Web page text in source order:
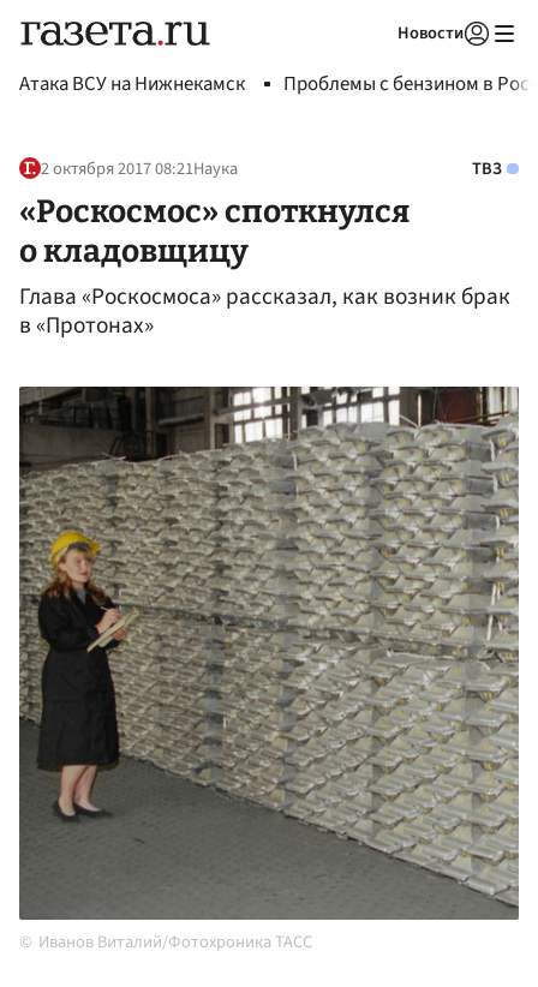
Новости
Атака ВСУ на Нижнекамск Проблемы с бензином в
2 октября 2017 08:21Наука ТВЗ
«Роскосмос» споткнулся
о кладовщицу
Глава «Роскосмоса» рассказал, как возник брак
в «Протонах»
Иванов Виталий/Фотохроника ТАСС